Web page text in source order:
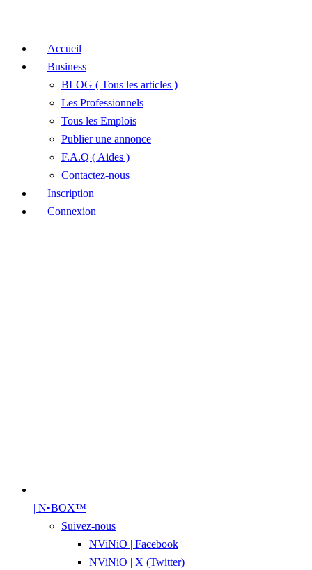
Accueil
Business
BLOG ( Tous les articles )
Les Professionnels
Tous les Emplois
Publier une annonce
F.A.Q ( Aides )
Contactez-nous
Inscription
Connexion
| N•BOX™
Suivez-nous
NViNiO | Facebook
NViNiO | X (Twitter)